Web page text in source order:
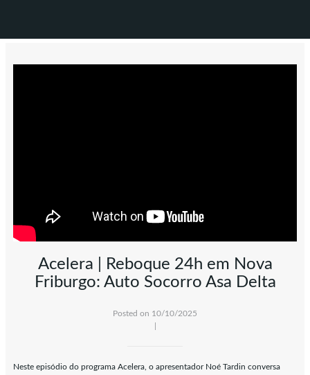
Acelera | Reboque 24h em Nova
Friburgo: Auto Socorro Asa Delta
Posted on 10/10/2025
Neste episódio do programa Acelera, o apresentador Noé Tardin conversa